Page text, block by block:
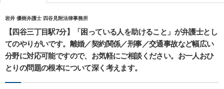
岩井 優樹弁護士 四谷見附法律事務所
【四谷三丁目駅7分】「困っている人を助けること」が弁護士とし
てのやりがいです。離婚／契約関係／刑事／交通事故など幅広い
分野に対応可能ですので、お気軽にご相談ください。お一人おひ
とりの問題の根本について深く考えます。